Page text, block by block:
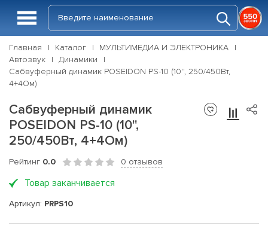
Главная Каталог
МУЛЬТИМЕДИА И ЭЛЕКТРОНИКА
Автозвук
Динамики
Сабвуферный динамик POSEIDON PS-10 (10'', 250/450Вт,
4+4Ом)
Сабвуферный динамик
POSEIDON PS-10 (10'',
250/450Вт, 4+4Ом)
Рейтинг 0.0 0 отзывов
Товар заканчивается
Артикул: PRPS10